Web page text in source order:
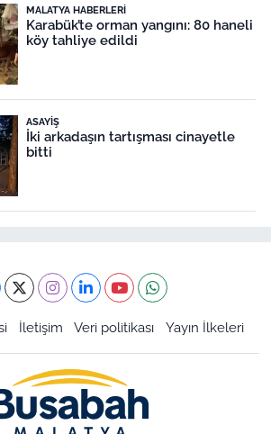
MALATYA HABERLERI
Karabük’te orman yangını: 80 haneli
köy tahliye edildi
ASAYIŞ
İki arkadaşın tartışması cinayetle
bitti
İletişim Veri politikası Yayın İlkeleri